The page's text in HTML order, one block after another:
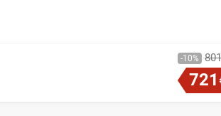
10 801
721